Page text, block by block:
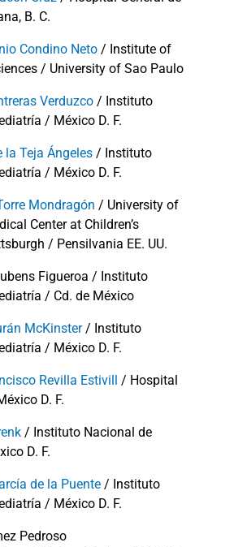
B. C.
Condino Neto / Institute of
/ University of Sao Paulo
Verduzco / Instituto
/ México D. F.
la Teja Ángeles / Instituto
/ México D. F.
Mondragón / University of
Center at Children’s
/ Pensilvania EE. UU.
Figueroa / Instituto
/ Cd. de México
McKinster/ Instituto
/ México D. F.
Revilla Estivill / Hospital
D. F.
/ Instituto Nacional de
D. F.
de la Puente / Instituto
/ México D. F.
Pedroso